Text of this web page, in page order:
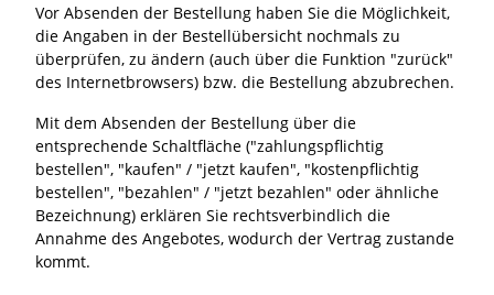
Vor Absenden der Bestellung haben Sie die Möglichkeit,
die Angaben in der Bestellübersicht nochmals zu
überprüfen, zu ändern (auch über die Funktion "zurück"
des Internetbrowsers) bzw. die Bestellung abzubrechen.
Mit dem Absenden der Bestellung über die
entsprechende Schaltfläche ("zahlungspflichtig
bestellen", "kaufen" / "jetzt kaufen", "kostenpflichtig
bestellen", "bezahlen" / "jetzt bezahlen" oder ähnliche
Bezeichnung) erklären Sie rechtsverbindlich die
Annahme des Angebotes, wodurch der Vertrag zustande
kommt.